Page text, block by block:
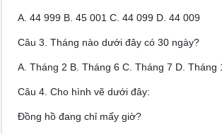
A.44 999 B.45 001C.44 099 D.44 009
Câu 3.Tháng nào dưới đây có 30 ngày?
A.Tháng 2 B.Tháng 6C.Tháng 7 D.Tháng
Câu 4.Cho hình vẽ dưới đây:
Đồng hồ đang chỉ mấy giờ?